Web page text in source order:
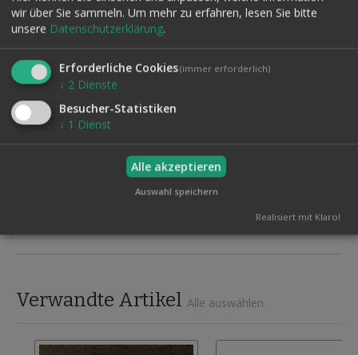
Petrik & Mia ( Bühne, Close-up)
Robby & Inge (Musik, Bühne, Tauben)
Salvano (Bühne und Parkett)
Schuyer (Bühne und Parkett)
Shaxon (Bühne und Parkett)
Thumm (Bühne und Parkett)
Tommy Wonder (Bühne und Parkett)
Yamamoto (Bühne und Parkett)
Yedit (Bühne und Parkett)
Verwandte Artikel Alle auswählen
wir über Sie sammeln. Um mehr zu erfahren, lesen Sie bitte
unsere Datenschutzerklärung.
Erforderliche Cookies(immer erforderlich)
↓ 2 Dienste
Besucher-Statistiken
↓ 1 Dienst
Alle akzeptieren
Auswahl speichern
Realisiert mit Klaro!